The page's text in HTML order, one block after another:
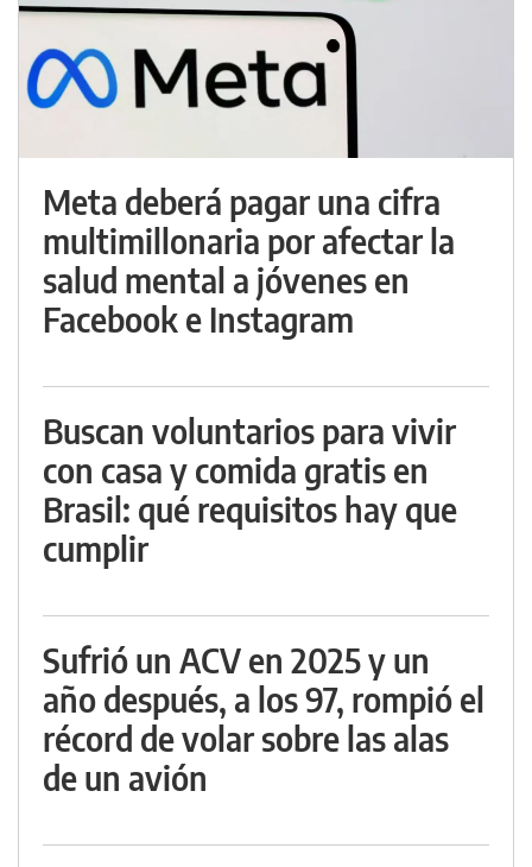
Meta deberá pagar una cifra
multimillonaria por afectar la
salud mental a jóvenes en
Facebook e Instagram
Buscan voluntarios para vivir
con casa y comida gratis en
Brasil: qué requisitos hay que
cumplir
Sufrió un ACV en 2025 y un
año después, a los 97, rompió el
récord de volar sobre las alas
de un avión